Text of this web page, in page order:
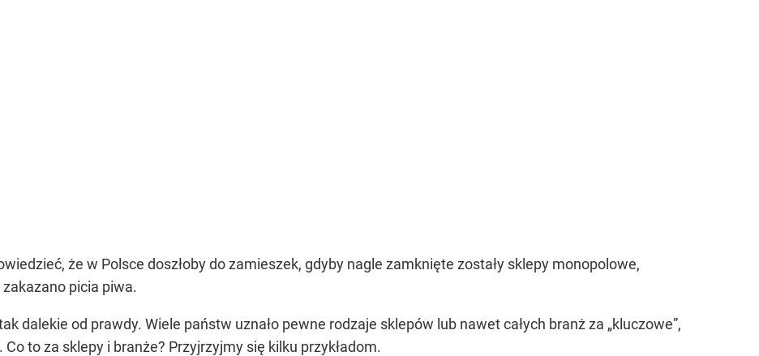
że w Polsce doszłoby do zamieszek, gdyby nagle zamknięte zostały sklepy monopolowe,
picia piwa.
dalekie od prawdy. Wiele państw uznało pewne rodzaje sklepów lub nawet całych branż za „kluczowe”,
Co to za sklepy i branże? Przyjrzyjmy się kilku przykładom.